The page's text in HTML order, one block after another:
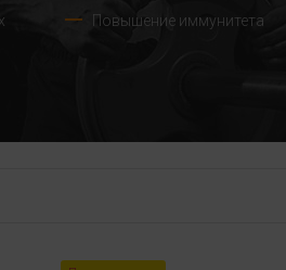
Повышение иммунитета